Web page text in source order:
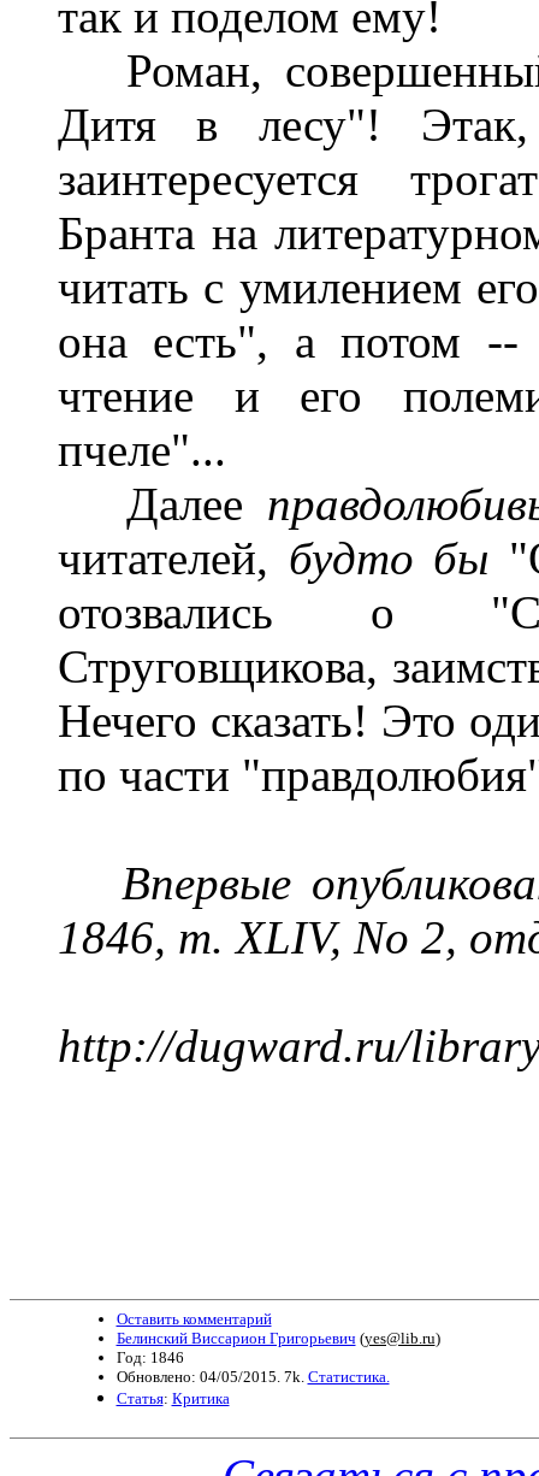
так и поделом ему!
Роман,
Дитя в лесу"!
заинтересуется
Бранта на
читать с умилением
она есть", а потом --
чтение и его
пчеле"...
Далее
читателей, будто бы
отозвались о
Струговщикова,
Нечего сказать! Это
по части
Впервые
1846, т. XLIV, No 2,
http://dugward.ru/
Оставить комментарий
Белинский Виссарион Григорьевич (yes@lib.ru)
Год: 1846
Обновлено: 04/05/2015. 7k. Статистика.
Статья: Критика